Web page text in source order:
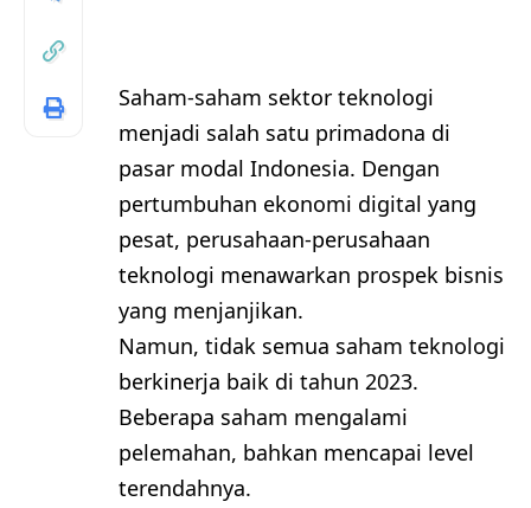
Saham-saham sektor teknologi
menjadi salah satu primadona di
pasar modal Indonesia. Dengan
pertumbuhan ekonomi digital yang
pesat, perusahaan-perusahaan
teknologi menawarkan prospek bisnis
yang menjanjikan.
Namun, tidak semua saham teknologi
berkinerja baik di tahun 2023.
Beberapa saham mengalami
pelemahan, bahkan mencapai level
terendahnya.